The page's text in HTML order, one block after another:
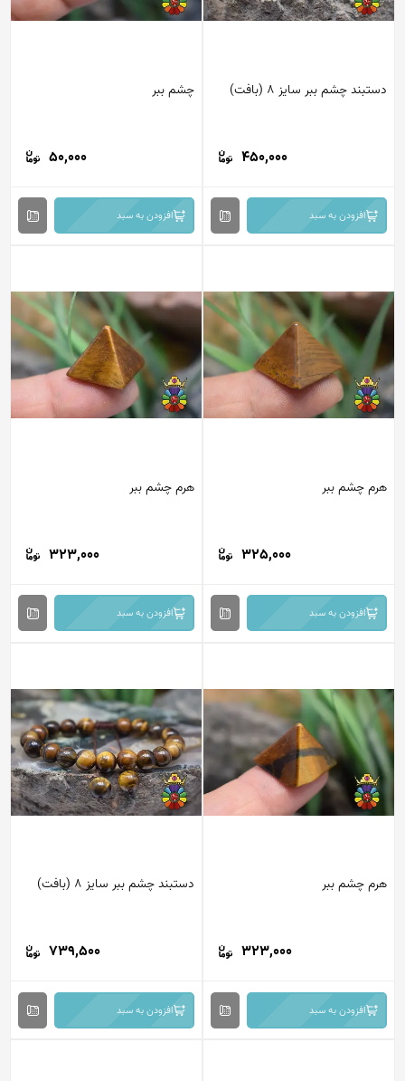
چشم ببر سایز 8 (بافت)
450,000
افزودن به سبد
چشم ببر
50,000
افزودن به سبد
چشم ببر
325,000
افزودن به سبد
هرم چشم ببر
323,000
افزودن به سبد
چشم ببر
323,000
افزودن به سبد
دستبند چشم ببر سایز 8 (بافت)
739,500
افزودن به سبد